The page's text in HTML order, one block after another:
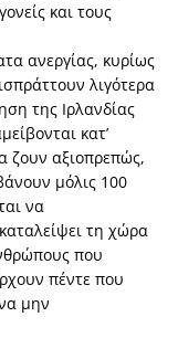
και τους
ανεργίας, κυρίως
λιγότερα
της Ιρλανδίας
κατ’
ζουν αξιοπρεπώς,
μόλις 100
να
τη χώρα
που
πέντε που
μην